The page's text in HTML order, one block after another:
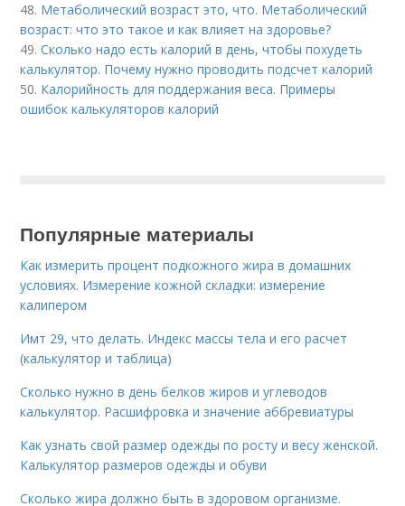
48. Метаболический возраст это, что. Метаболический
возраст: что это такое и как влияет на здоровье?
49.Сколько надо есть калорий в день, чтобы похудеть
калькулятор. Почему нужно проводить подсчет калорий
50. Калорийность для поддержания веса. Примеры
ошибок калькуляторов калорий
Популярные материалы
Как измерить процент подкожного жира в домашних
условиях. Измерение кожной складки: измерение
калипером
Имт 29, что делать. Индекс массы тела и его расчет
(калькулятор и таблица)
Сколько нужно в день белков жиров и углеводов
калькулятор. Расшифровка и значение аббревиатуры
Как узнать свой размер одежды по росту и весу женской.
Калькулятор размеров одежды и обуви
Сколько жира должно быть в здоровом организме.